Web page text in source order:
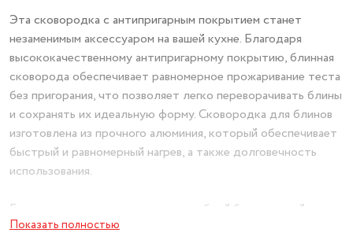
Эта сковородка с антипригарным покрытием станет
незаменимым аксессуаром на вашей кухне. Благодаря
высококачественному антипригарному покрытию, блинная
сковорода обеспечивает равномерное прожаривание теста
без пригорания, что позволяет легко переворачивать блины
и сохранять их идеальную форму. Сковородка для блинов
изготовлена из прочного алюминия, который обеспечивает
быстрый и равномерный нагрев, а также долговечность
использования.
Блинная сковородка оснащена удобной бакелитовой
ручкой, которая не нагревается во время готовки, что
Показать полностью